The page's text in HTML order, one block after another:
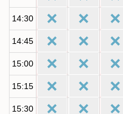
14:30
14:45
15:00
15:15
15:30